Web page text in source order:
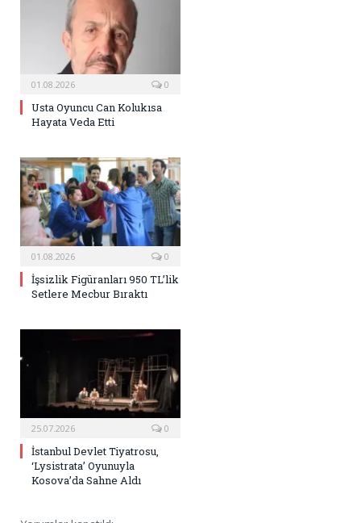
01.08.2026 0
Usta Oyuncu Can Kolukısa
Hayata Veda Etti
01.08.2026 0
İşsizlik Figüranları 950 TL’lik
Setlere Mecbur Bıraktı
25.07.2026 0
İstanbul Devlet Tiyatrosu,
‘Lysistrata’ Oyunuyla
Kosova’da Sahne Aldı